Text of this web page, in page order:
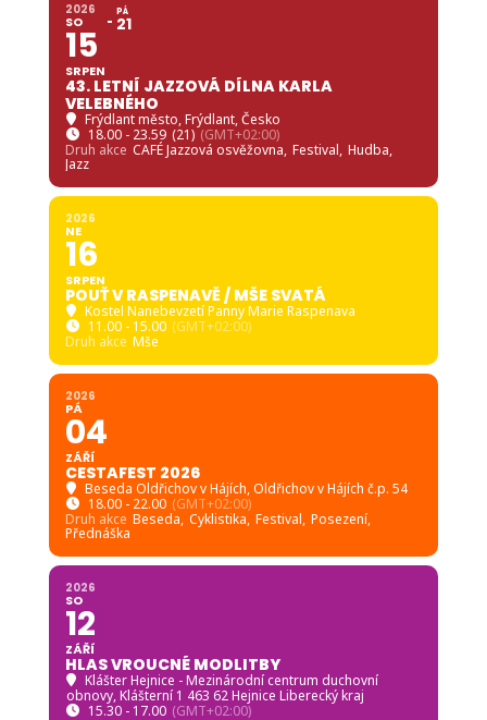
2026
SO
15
SRPEN
PÁ
21
43. LETNÍ JAZZOVÁ DÍLNA KARLA
VELEBNÉHO
Frýdlant město, Frýdlant, Česko
18.00 - 23.59 (21) (GMT+02:00)
Druh akce CAFÉ Jazzová osvěžovna, Festival, Hudba,
Jazz
2026
NE
16
SRPEN
POUŤ V RASPENAVĚ / MŠE SVATÁ
Kostel Nanebevzetí Panny Marie Raspenava
11.00 - 15.00 (GMT+02:00)
Druh akce Mše
2026
PÁ
04
ZÁŘÍ
CESTAFEST 2026
Beseda Oldřichov v Hájích, Oldřichov v Hájích č.p. 54
18.00 - 22.00 (GMT+02:00)
Druh akce Beseda, Cyklistika, Festival, Posezení,
Přednáška
2026
SO
12
ZÁŘÍ
HLAS VROUCNÉ MODLITBY
Klášter Hejnice - Mezinárodní centrum duchovní
obnovy, Klášterní 1 463 62 Hejnice Liberecký kraj
15.30 - 17.00 (GMT+02:00)